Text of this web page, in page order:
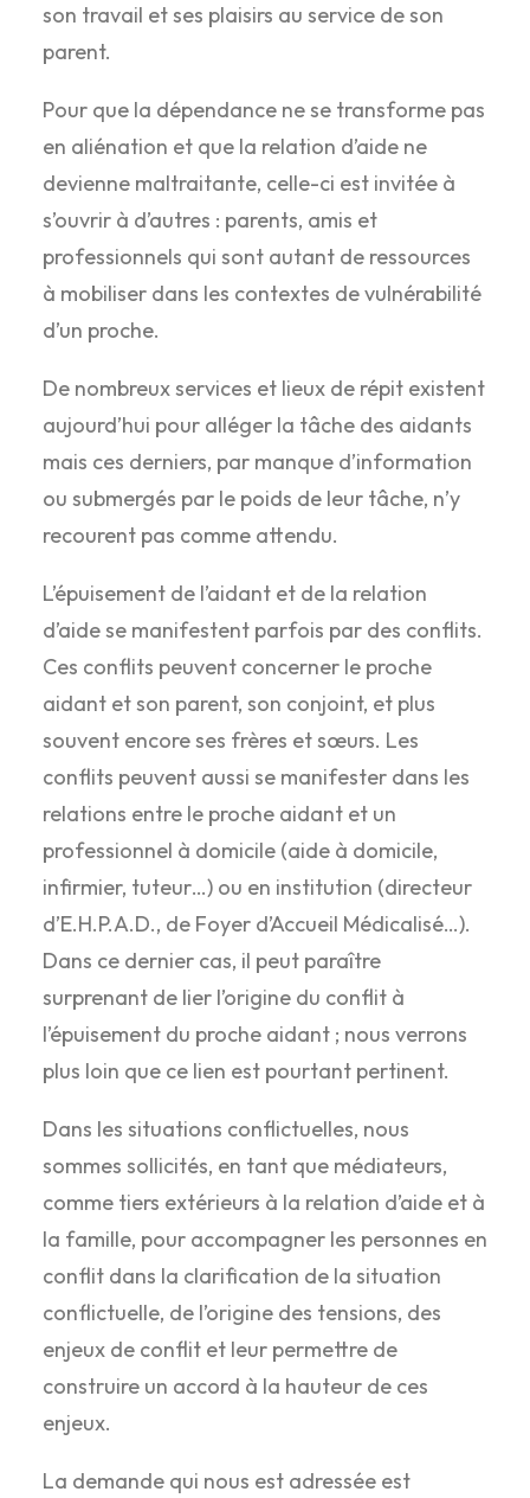
son travail et ses plaisirs au service de son
parent.
Pour que la dépendance ne se transforme pas
en aliénation et que la relation d’aide ne
devienne maltraitante, celle-ci est invitée à
s’ouvrir à d’autres : parents, amis et
professionnels qui sont autant de ressources
à mobiliser dans les contextes de vulnérabilité
d’un proche.
De nombreux services et lieux de répit existent
aujourd’hui pour alléger la tâche des aidants
mais ces derniers, par manque d’information
ou submergés par le poids de leur tâche, n’y
recourent pas comme attendu.
L’épuisement de l’aidant et de la relation
d’aide se manifestent parfois par des conflits.
Ces conflits peuvent concerner le proche
aidant et son parent, son conjoint, et plus
souvent encore ses frères et sœurs. Les
conflits peuvent aussi se manifester dans les
relations entre le proche aidant et un
professionnel à domicile (aide à domicile,
infirmier, tuteur…) ou en institution (directeur
d’E.H.P.A.D., de Foyer d’Accueil Médicalisé…).
Dans ce dernier cas, il peut paraître
surprenant de lier l’origine du conflit à
l’épuisement du proche aidant ; nous verrons
plus loin que ce lien est pourtant pertinent.
Dans les situations conflictuelles, nous
sommes sollicités, en tant que médiateurs,
comme tiers extérieurs à la relation d’aide et à
la famille, pour accompagner les personnes en
conflit dans la clarification de la situation
conflictuelle, de l’origine des tensions, des
enjeux de conflit et leur permettre de
construire un accord à la hauteur de ces
enjeux.
La demande qui nous est adressée est